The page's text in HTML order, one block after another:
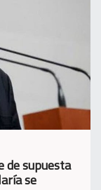
de supuesta
se